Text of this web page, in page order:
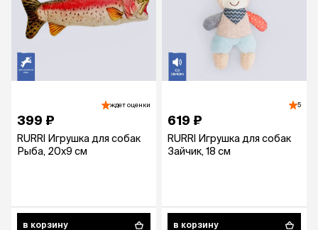
ждет оценки
399 ₽
RURRI Игрушка для собак
Рыба, 20х9 см
в корзину
5
619 ₽
RURRI Игрушка для собак
Зайчик, 18 см
в корзину